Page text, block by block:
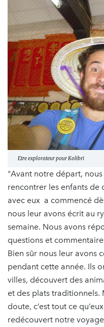
Etre explorateur pour Kolibri
"Avant notre départ,
rencontrer les enfants de
avec eux a commencé
nous leur avons écrit au
semaine. Nous avons
questions et
Bien sûr nous leur avons
pendant cette année. Ils
villes, découvert des
et des plats traditionnels.
doute, c’est tout ce
redécouvert notre